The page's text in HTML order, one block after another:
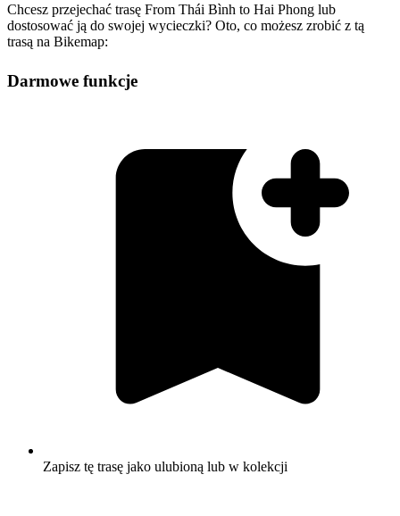
Chcesz przejechać trasę From Thái Bình to Hai Phong lub
dostosować ją do swojej wycieczki? Oto, co możesz zrobić z tą
trasą na Bikemap:
Darmowe funkcje
Zapisz tę trasę jako ulubioną lub w kolekcji